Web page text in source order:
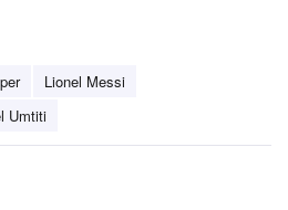
Lionel Messi
Umtiti